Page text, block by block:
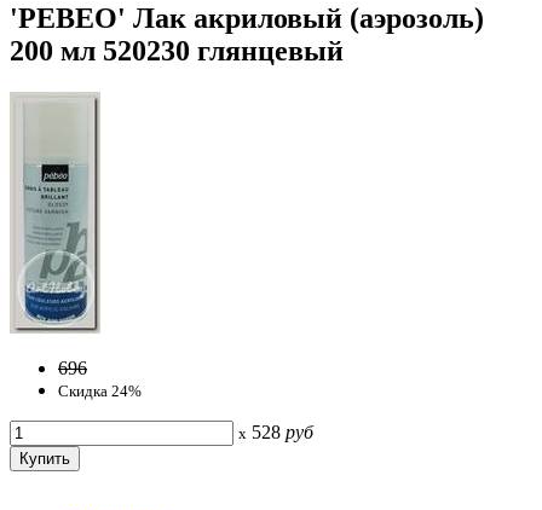
'PEBEO' Лак акриловый (аэрозоль)
200 мл 520230 глянцевый
696
Скидка 24%
x 528 руб